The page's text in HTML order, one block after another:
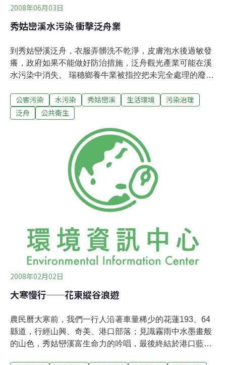
2008年06月03日
秀姑巒溪水污染 衝擊泛舟業
到秀姑巒溪泛舟，衣服弄髒洗不乾淨，皮膚泡水後過敏發
癢，政府如果不能做好防治措施，泛舟觀光產業可能在溪
水污染中消失。 瑞穗鄉養牛業被指控把未完全處理的廢水
形，養殖廢水加上家庭廢水排入秀姑巒溪，讓秀姑巒溪承
受無比的重。原來從拉庫拉庫溪、豐坪溪、馬蘭鉤溪匯入
就變成深褐色。 許多泛舟遊客反映，泛舟後衣服洗不乾
淨，皮膚過敏發癢。遊客不知道怎麼會這樣，但業者都認
為是上游養牛、養鴨、養豬製造廢水惹的禍。昨天（2
日）養牛業者坦承廢水處理設備老舊，無法發揮功能，顯
見秀姑巒溪水質變差其來有自，並非空穴來風。
公害污染 水污染 秀姑巒溪 生活環境
污染治理
泛舟
公共衛生
2008年02月02日
大寒慢行──花東縱谷浪遊
農民曆大寒前，我們一行人沿著車量稀少的花蓮193、64
縣道，行經山興、奇美、港口部落；見識霧雨中水墨畫般
的山色，秀姑巒溪富生命力的吟唱，最後終結於港口藍綠